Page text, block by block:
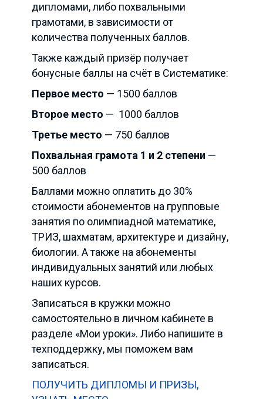
дипломами, либо похвальными
грамотами, в зависимости от
количества полученных баллов.
Также каждый призёр получает
бонусные баллы на счёт в Систематике:
Первое место — 1500 баллов
Второе место — 1000 баллов
Третье место — 750 баллов
Похвальная грамота 1 и 2 степени —
500 баллов
Баллами можно оплатить до 30%
стоимости абонементов на групповые
занятия по олимпиадной математике,
ТРИЗ, шахматам, архитектуре и дизайну,
биологии. А также на абонементы
индивидуальных занятий или любых
наших курсов.
Записаться в кружки можно
самостоятельно в личном кабинете в
разделе «Мои уроки». Либо напишите в
техподдержку, мы поможем вам
записаться.
ПОЛУЧИТЬ ДИПЛОМЫ И ПРИЗЫ,